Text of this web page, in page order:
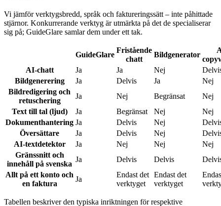
Vi jämför verktygsbredd, språk och faktureringssätt – inte påhittade
stjärnor. Konkurrerande verktyg är utmärkta på det de specialiserar
sig på; GuideGlare samlar dem under ett tak.
GuideGlare
Fristående
chatt
Bildgenerator
AI-chatt
Ja Ja Nej
Bildgenerering
Ja Delvis Ja
Nej
Bildredigering och
retuschering
Ja Nej Begränsat
Nej
Text till tal (ljud)
Ja Begränsat Nej
Nej
Dokumenthantering Ja Delvis Nej
Översättare
Ja Delvis Nej
AI-textdetektor
Ja Nej Nej
Nej
Gränssnitt och
innehåll på svenska
Ja Delvis Delvis
Allt på ett konto och
en faktura
Ja
Endast det
verktyget
Endast det
verktyget
Tabellen beskriver den typiska inriktningen för respektive